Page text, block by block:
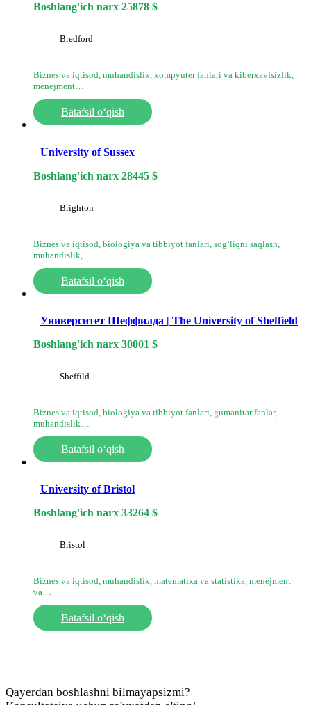
Boshlang'ich narx 25878 $
Bredford
Biznes va iqtisod, muhandislik, kompyuter fanlari va kiberxavfsizlik,
menejment…
Batafsil o‘qish
University of Sussex
Boshlang'ich narx 28445 $
Brighton
Biznes va iqtisod, biologiya va tibbiyot fanlari, sog‘liqni saqlash,
muhandislik,…
Batafsil o‘qish
Университет Шеффилда | The University of Sheffield
Boshlang'ich narx 30001 $
Sheffild
Biznes va iqtisod, biologiya va tibbiyot fanlari, gumanitar fanlar,
muhandislik…
Batafsil o‘qish
University of Bristol
Boshlang'ich narx 33264 $
Bristol
Biznes va iqtisod, muhandislik, matematika va statistika, menejment
va…
Batafsil o‘qish
Qayerdan boshlashni bilmayapsizmi?